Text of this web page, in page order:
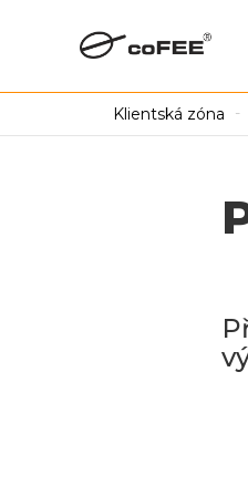
Klientská zóna